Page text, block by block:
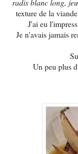
radis blanc long,
texture de la
J'ai eu
Je n'avais jamais
Un peu plus